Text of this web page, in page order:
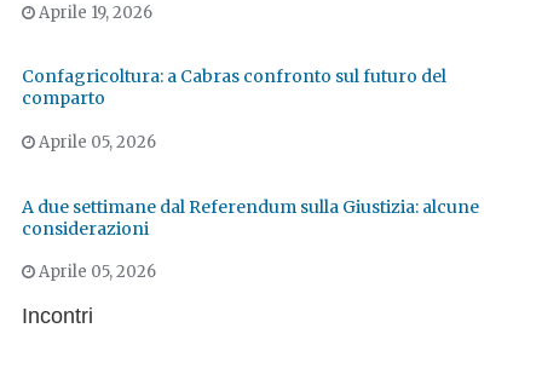
Aprile 19, 2026
Confagricoltura: a Cabras confronto sul futuro del
comparto
Aprile 05, 2026
A due settimane dal Referendum sulla Giustizia: alcune
considerazioni
Aprile 05, 2026
Incontri